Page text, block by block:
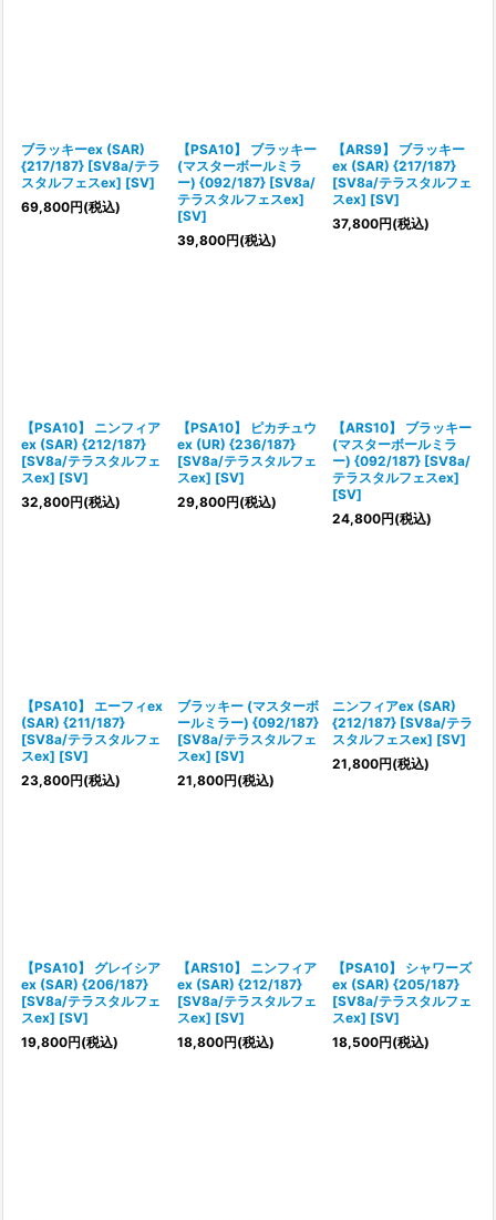
ブラッキーex (SAR)
{217/187} [SV8a/テラ
スタルフェスex] [SV]
69,800円(税込)
【PSA10】 ブラッキー
(マスターボールミラ
ー) {092/187} [SV8a/
テラスタルフェスex]
[SV]
39,800円(税込)
【ARS9】 ブラッキー
ex (SAR) {217/187}
[SV8a/テラスタルフェ
スex] [SV]
37,800円(税込)
【PSA10】 ニンフィア
ex (SAR) {212/187}
[SV8a/テラスタルフェ
スex] [SV]
32,800円(税込)
【PSA10】 ピカチュウ
ex (UR) {236/187}
[SV8a/テラスタルフェ
スex] [SV]
29,800円(税込)
【ARS10】 ブラッキー
(マスターボールミラ
ー) {092/187} [SV8a/
テラスタルフェスex]
[SV]
24,800円(税込)
【PSA10】 エーフィex
(SAR) {211/187}
[SV8a/テラスタルフェ
スex] [SV]
23,800円(税込)
ブラッキー (マスターボ
ールミラー) {092/187}
[SV8a/テラスタルフェ
スex] [SV]
21,800円(税込)
ニンフィアex (SAR)
{212/187} [SV8a/テラ
スタルフェスex] [SV]
21,800円(税込)
【PSA10】 グレイシア
ex (SAR) {206/187}
[SV8a/テラスタルフェ
スex] [SV]
19,800円(税込)
【ARS10】 ニンフィア
ex (SAR) {212/187}
[SV8a/テラスタルフェ
スex] [SV]
18,800円(税込)
【PSA10】 シャワーズ
ex (SAR) {205/187}
[SV8a/テラスタルフェ
スex] [SV]
18,500円(税込)